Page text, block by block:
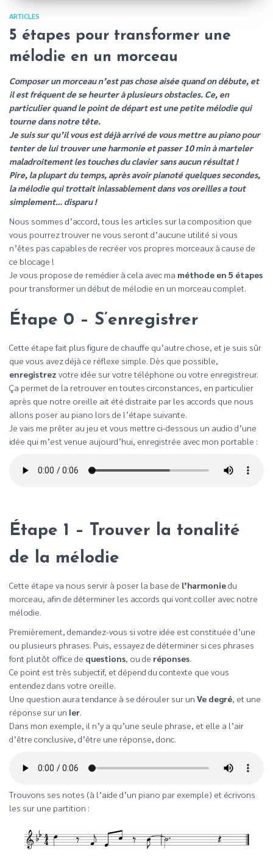
ARTICLES
5 étapes pour transformer une
mélodie en un morceau
Composer un morceau n’est pas chose aisée quand on débute, et
il est fréquent de se heurter à plusieurs obstacles. Ce, en
particulier quand le point de départ est une petite mélodie qui
tourne dans notre tête.
Je suis sur qu’il vous est déjà arrivé de vous mettre au piano pour
tenter de lui trouver une harmonie et passer 10 min à marteler
maladroitement les touches du clavier sans aucun résultat !
Pire, la plupart du temps, après avoir pianoté quelques secondes,
la mélodie qui trottait inlassablement dans vos oreilles a tout
simplement… disparu !
Nous sommes d’accord, tous les articles sur la composition que
vous pourrez trouver ne vous seront d’aucune utilité si vous
n’êtes pas capables de recréer vos propres morceaux à cause de
ce blocage !
Je vous propose de remédier à cela avec ma méthode en 5 étapes
pour transformer un début de mélodie en un morceau complet.
Étape 0 – S’enregistrer
Cette étape fait plus figure de chauffe qu’autre chose, et je suis sûr
que vous avez déjà ce réflexe simple. Dès que possible,
enregistrez votre idée sur votre téléphone ou votre enregistreur.
Ça permet de la retrouver en toutes circonstances, en particulier
après que notre oreille ait été distraite par les accords que nous
allons poser au piano lors de l’étape suivante.
Je vais me prêter au jeu et vous mettre ci-dessous un audio d’une
idée qui m’est venue aujourd’hui, enregistrée avec mon portable :
Étape 1 – Trouver la tonalité
de la mélodie
Cette étape va nous servir à poser la base de l’harmoniedu
morceau, afin de déterminer les accords qui vont coller avec notre
mélodie.
Premièrement, demandez-vous si votre idée est constituée d’une
ou plusieurs phrases. Puis, essayez de déterminer si ces phrases
font plutôt office de questions, ou de réponses.
Ce point est très subjectif, et dépend du contexte que vous
entendez dans votre oreille.
Une question aura tendance à se dérouler sur un Ve degré, et une
réponse sur un Ier.
Dans mon exemple, il n’y a qu’une seule phrase, et elle a l’air
d’être conclusive, d’être une réponse, donc.
Trouvons ses notes (à l’aide d’un piano par exemple) et écrivons
les sur une partition :